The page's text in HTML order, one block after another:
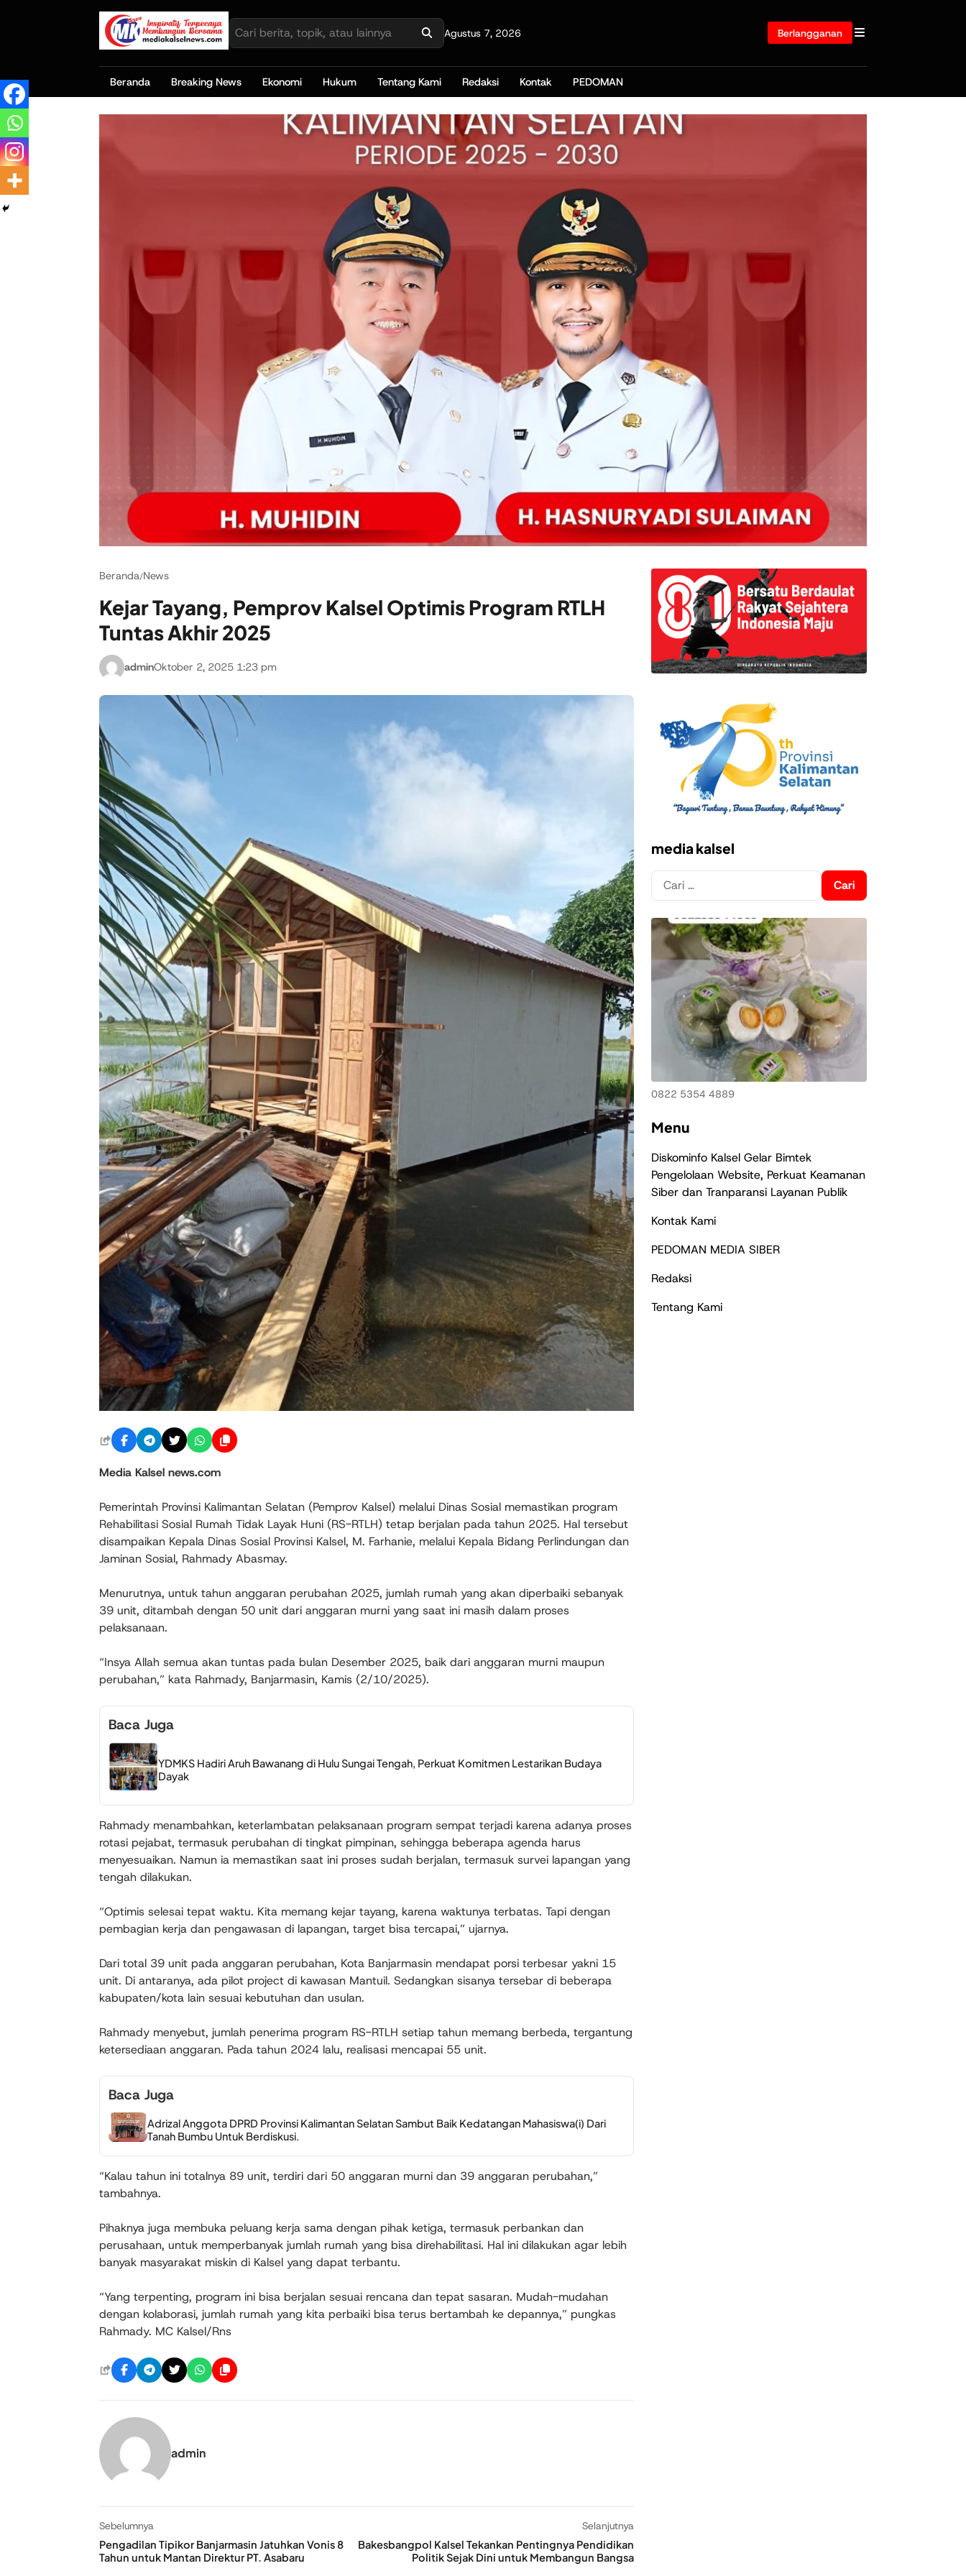
Agustus 7, 2026 Berlangganan
Beranda Breaking News Ekonomi Hukum Tentang Kami Redaksi Kontak PEDOMAN
Beranda/News
Kejar Tayang, Pemprov Kalsel Optimis Program RTLH
Tuntas Akhir 2025
adminOktober 2, 2025 1:23 pm
Media Kalsel news.com
Pemerintah Provinsi Kalimantan Selatan (Pemprov Kalsel) melalui Dinas Sosial memastikan program
Rehabilitasi Sosial Rumah Tidak Layak Huni (RS-RTLH) tetap berjalan pada tahun 2025. Hal tersebut
disampaikan Kepala Dinas Sosial Provinsi Kalsel, M. Farhanie, melalui Kepala Bidang Perlindungan dan
Jaminan Sosial, Rahmady Abasmay.
Menurutnya, untuk tahun anggaran perubahan 2025, jumlah rumah yang akan diperbaiki sebanyak
39 unit, ditambah dengan 50 unit dari anggaran murni yang saat ini masih dalam proses
pelaksanaan.
“Insya Allah semua akan tuntas pada bulan Desember 2025, baik dari anggaran murni maupun
perubahan,” kata Rahmady, Banjarmasin, Kamis (2/10/2025).
Baca Juga
YDMKS Hadiri Aruh Bawanang di Hulu Sungai Tengah, Perkuat Komitmen Lestarikan Budaya
Dayak
Rahmady menambahkan, keterlambatan pelaksanaan program sempat terjadi karena adanya proses
rotasi pejabat, termasuk perubahan di tingkat pimpinan, sehingga beberapa agenda harus
menyesuaikan. Namun ia memastikan saat ini proses sudah berjalan, termasuk survei lapangan yang
tengah dilakukan.
“Optimis selesai tepat waktu. Kita memang kejar tayang, karena waktunya terbatas. Tapi dengan
pembagian kerja dan pengawasan di lapangan, target bisa tercapai,” ujarnya.
Dari total 39 unit pada anggaran perubahan, Kota Banjarmasin mendapat porsi terbesar yakni 15
unit. Di antaranya, ada pilot project di kawasan Mantuil. Sedangkan sisanya tersebar di beberapa
kabupaten/kota lain sesuai kebutuhan dan usulan.
Rahmady menyebut, jumlah penerima program RS-RTLH setiap tahun memang berbeda, tergantung
ketersediaan anggaran. Pada tahun 2024 lalu, realisasi mencapai 55 unit.
Baca Juga
Adrizal Anggota DPRD Provinsi Kalimantan Selatan Sambut Baik Kedatangan Mahasiswa(i) Dari
Tanah Bumbu Untuk Berdiskusi.
“Kalau tahun ini totalnya 89 unit, terdiri dari 50 anggaran murni dan 39 anggaran perubahan,”
tambahnya.
Pihaknya juga membuka peluang kerja sama dengan pihak ketiga, termasuk perbankan dan
perusahaan, untuk memperbanyak jumlah rumah yang bisa direhabilitasi. Hal ini dilakukan agar lebih
banyak masyarakat miskin di Kalsel yang dapat terbantu.
“Yang terpenting, program ini bisa berjalan sesuai rencana dan tepat sasaran. Mudah-mudahan
dengan kolaborasi, jumlah rumah yang kita perbaiki bisa terus bertambah ke depannya,” pungkas
Rahmady. MC Kalsel/Rns
admin
Sebelumnya
Pengadilan Tipikor Banjarmasin Jatuhkan Vonis 8
Tahun untuk Mantan Direktur PT. Asabaru
Selanjutnya
Bakesbangpol Kalsel Tekankan Pentingnya Pendidikan
Politik Sejak Dini untuk Membangun Bangsa
media kalsel
Cari
untuk:
0822 5354 4889
Menu
Diskominfo Kalsel Gelar Bimtek
Pengelolaan Website, Perkuat Keamanan
Siber dan Tranparansi Layanan Publik
Kontak Kami
PEDOMAN MEDIA SIBER
Redaksi
Tentang Kami